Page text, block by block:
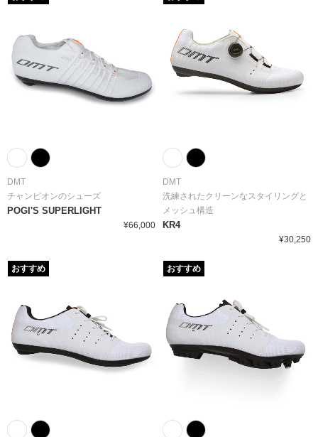
DMT
チャンピオンのシューズ
POGI'S SUPERLIGHT
¥66,000
DMT
洗練されたクリーンなスタイリングと
メッシュ構造
KR4
¥30,250
おすすめ おすすめ